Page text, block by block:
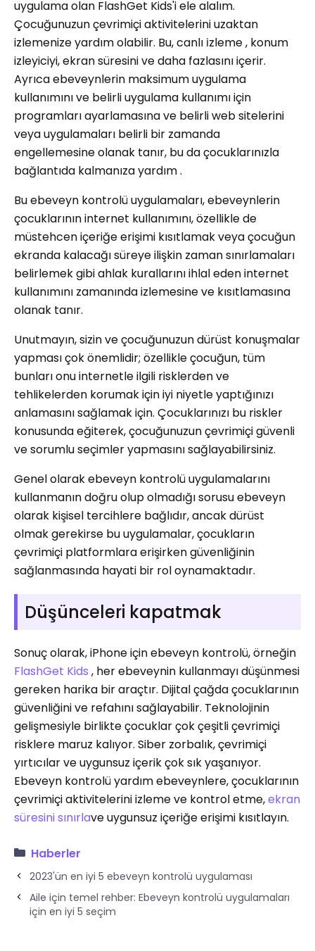
uygulama olan FlashGet Kids'i ele alalım.
Çocuğunuzun çevrimiçi aktivitelerini uzaktan
izlemenize yardım olabilir. Bu, canlı i̇zleme , konum
izleyiciyi, ekran süresini ve daha fazlasını içerir.
Ayrıca ebeveynlerin maksimum uygulama
kullanımını ve belirli uygulama kullanımı için
programları ayarlamasına ve belirli web sitelerini
veya uygulamaları belirli bir zamanda
engellemesine olanak tanır, bu da çocuklarınızla
bağlantıda kalmanıza yardım .
Bu ebeveyn kontrolü uygulamaları, ebeveynlerin
çocuklarının internet kullanımını, özellikle de
müstehcen içeriğe erişimi kısıtlamak veya çocuğun
ekranda kalacağı süreye ilişkin zaman sınırlamaları
belirlemek gibi ahlak kurallarını ihlal eden internet
kullanımını zamanında izlemesine ve kısıtlamasına
olanak tanır.
Unutmayın, sizin ve çocuğunuzun dürüst konuşmalar
yapması çok önemlidir; özellikle çocuğun, tüm
bunları onu internetle ilgili risklerden ve
tehlikelerden korumak için iyi niyetle yaptığınızı
anlamasını sağlamak için. Çocuklarınızı bu riskler
konusunda eğiterek, çocuğunuzun çevrimiçi güvenli
ve sorumlu seçimler yapmasını sağlayabilirsiniz.
Genel olarak ebeveyn kontrolü uygulamalarını
kullanmanın doğru olup olmadığı sorusu ebeveyn
olarak kişisel tercihlere bağlıdır, ancak dürüst
olmak gerekirse bu uygulamalar, çocukların
çevrimiçi platformlara erişirken güvenliğinin
sağlanmasında hayati bir rol oynamaktadır.
Düşünceleri kapatmak
Sonuç olarak, iPhone için ebeveyn kontrolü, örneğin
FlashGet Kids , her ebeveynin kullanmayı düşünmesi
gereken harika bir araçtır. Dijital çağda çocuklarının
güvenliğini ve refahını sağlayabilir. Teknolojinin
gelişmesiyle birlikte çocuklar çok çeşitli çevrimiçi
risklere maruz kalıyor. Siber zorbalık, çevrimiçi
yırtıcılar ve uygunsuz içerik çok sık yaşanıyor.
Ebeveyn kontrolü yardım ebeveynlere, çocuklarının
çevrimiçi aktivitelerini izleme ve kontrol etme,ekran
süresini sınırlave uygunsuz içeriğe erişimi kısıtlayın.
Haberler
2023'ün en iyi 5 ebeveyn kontrolü uygulaması
Aile için temel rehber: Ebeveyn kontrolü uygulamaları
için en iyi 5 seçim